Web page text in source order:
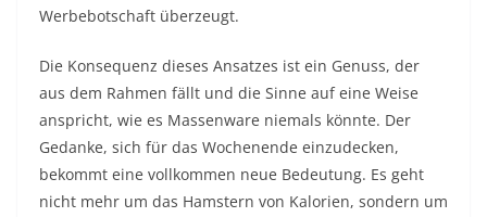
Werbebotschaft überzeugt.
Die Konsequenz dieses Ansatzes ist ein Genuss, der
aus dem Rahmen fällt und die Sinne auf eine Weise
anspricht, wie es Massenware niemals könnte. Der
Gedanke, sich für das Wochenende einzudecken,
bekommt eine vollkommen neue Bedeutung. Es geht
nicht mehr um das Hamstern von Kalorien, sondern um